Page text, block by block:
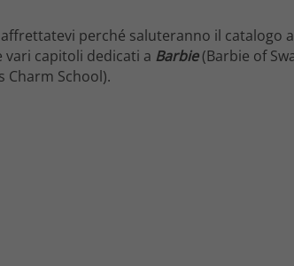
perché saluteranno il catalogo
vari capitoli dedicati a Barbie(Barbie of
Charm School).